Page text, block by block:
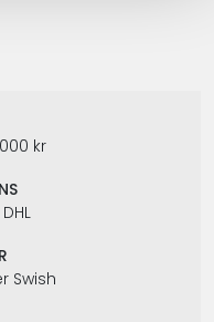
kr
Swish